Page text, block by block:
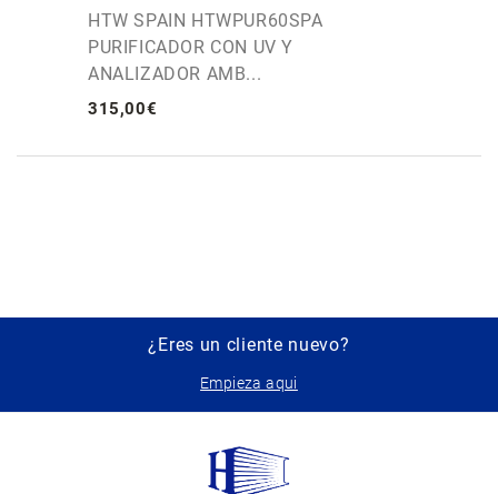
HTW SPAIN HTWPUR60SPA
PURIFICADOR CON UV Y
ANALIZADOR AMB...
315,00€
¿Eres un cliente nuevo?
Empieza aqui